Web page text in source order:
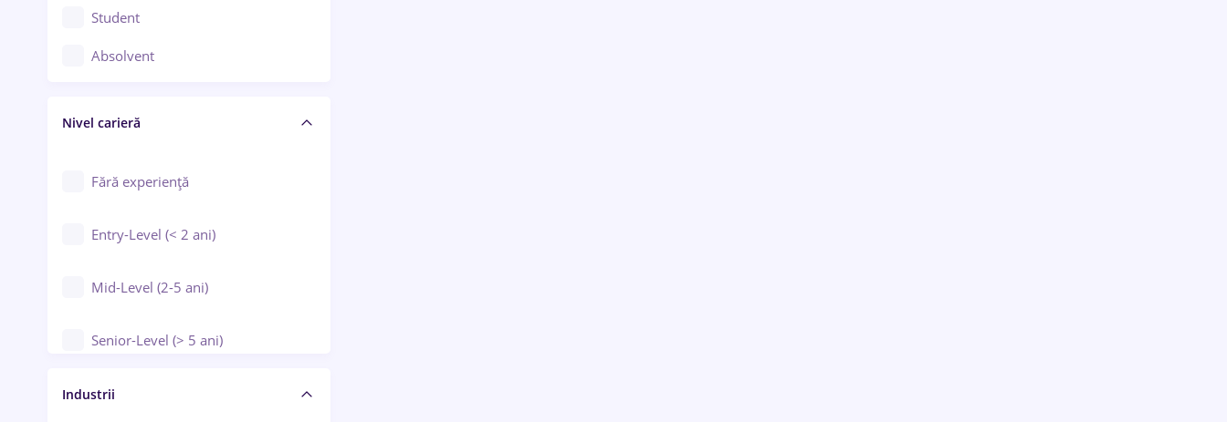
Construcții / Instalații
Controlul calității
Educație / Training / Arte
Student
Absolvent
Nivel carieră
Fără experiență
Entry-Level (< 2 ani)
Mid-Level (2-5 ani)
Senior-Level (> 5 ani)
Manager / Executiv
Industrii